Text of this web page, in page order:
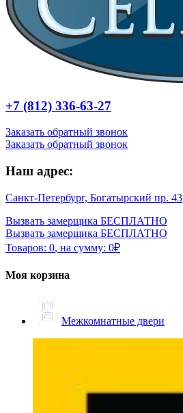
+7 (812) 336-63-27
Заказать обратный звонок
Заказать обратный звонок
Наш адрес:
Санкт-Петербург, Богатырский пр. 43
Вызвать замерщика БЕСПЛАТНО
Вызвать замерщика БЕСПЛАТНО
Товаров: 0, на сумму: 0₽
Моя корзина
Межкомнатные двери